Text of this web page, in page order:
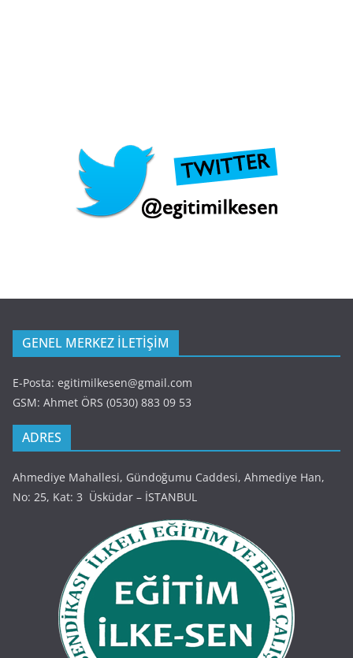
GENEL MERKEZ İLETİŞİM
E-Posta: egitimilkesen@gmail.com
GSM: Ahmet ÖRS (0530) 883 09 53
ADRES
Ahmediye Mahallesi, Gündoğumu Caddesi, Ahmediye Han,
No: 25, Kat: 3 Üsküdar – İSTANBUL